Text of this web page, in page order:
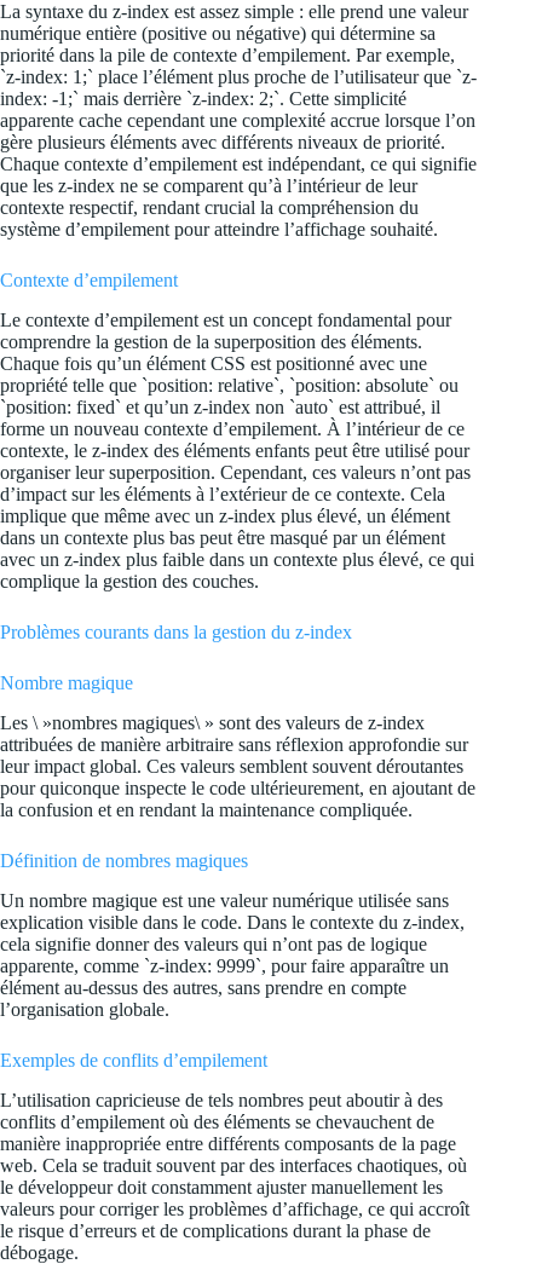
La syntaxe du z-index est assez simple : elle prend une valeur
numérique entière (positive ou négative) qui détermine sa
priorité dans la pile de contexte d’empilement. Par exemple,
`z-index: 1;` place l’élément plus proche de l’utilisateur que `z-
index: -1;` mais derrière `z-index: 2;`. Cette simplicité
apparente cache cependant une complexité accrue lorsque l’on
gère plusieurs éléments avec différents niveaux de priorité.
Chaque contexte d’empilement est indépendant, ce qui signifie
que les z-index ne se comparent qu’à l’intérieur de leur
contexte respectif, rendant crucial la compréhension du
système d’empilement pour atteindre l’affichage souhaité.
Contexte d’empilement
Le contexte d’empilement est un concept fondamental pour
comprendre la gestion de la superposition des éléments.
Chaque fois qu’un élément CSS est positionné avec une
propriété telle que `position: relative`, `position: absolute` ou
`position: fixed` et qu’un z-index non `auto` est attribué, il
forme un nouveau contexte d’empilement. À l’intérieur de ce
contexte, le z-index des éléments enfants peut être utilisé pour
organiser leur superposition. Cependant, ces valeurs n’ont pas
d’impact sur les éléments à l’extérieur de ce contexte. Cela
implique que même avec un z-index plus élevé, un élément
dans un contexte plus bas peut être masqué par un élément
avec un z-index plus faible dans un contexte plus élevé, ce qui
complique la gestion des couches.
Problèmes courants dans la gestion du z-index
Nombre magique
Les \ »nombres magiques\ » sont des valeurs de z-index
attribuées de manière arbitraire sans réflexion approfondie sur
leur impact global. Ces valeurs semblent souvent déroutantes
pour quiconque inspecte le code ultérieurement, en ajoutant de
la confusion et en rendant la maintenance compliquée.
Définition de nombres magiques
Un nombre magique est une valeur numérique utilisée sans
explication visible dans le code. Dans le contexte du z-index,
cela signifie donner des valeurs qui n’ont pas de logique
apparente, comme `z-index: 9999`, pour faire apparaître un
élément au-dessus des autres, sans prendre en compte
l’organisation globale.
Exemples de conflits d’empilement
L’utilisation capricieuse de tels nombres peut aboutir à des
conflits d’empilement où des éléments se chevauchent de
manière inappropriée entre différents composants de la page
web. Cela se traduit souvent par des interfaces chaotiques, où
le développeur doit constamment ajuster manuellement les
valeurs pour corriger les problèmes d’affichage, ce qui accroît
le risque d’erreurs et de complications durant la phase de
débogage.